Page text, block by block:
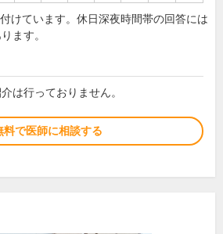
けています。休日深夜時間帯の回答には
ます。
は行っておりません。
料で医師に相談する